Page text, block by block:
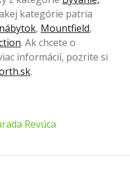
kategórie patria
, Mountfield,
. Ak chcete o
informácií, pozrite si
.
Revúca